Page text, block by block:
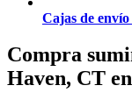
Cajas de
Compra
Haven, CT